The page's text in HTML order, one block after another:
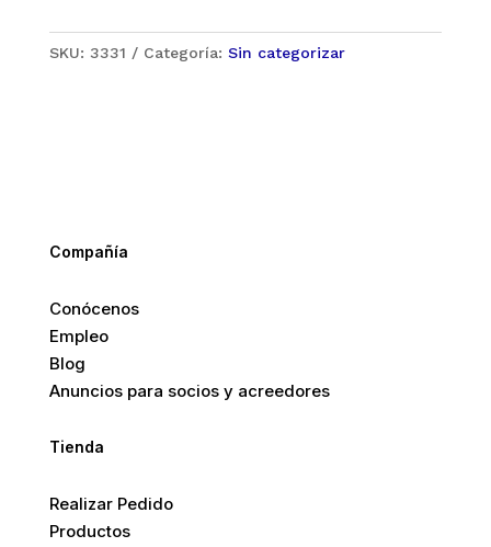
SKU: 3331 Categoría: Sin categorizar
Compañía
Conócenos
Empleo
Blog
Anuncios para socios y acreedores
Tienda
Realizar Pedido
Productos